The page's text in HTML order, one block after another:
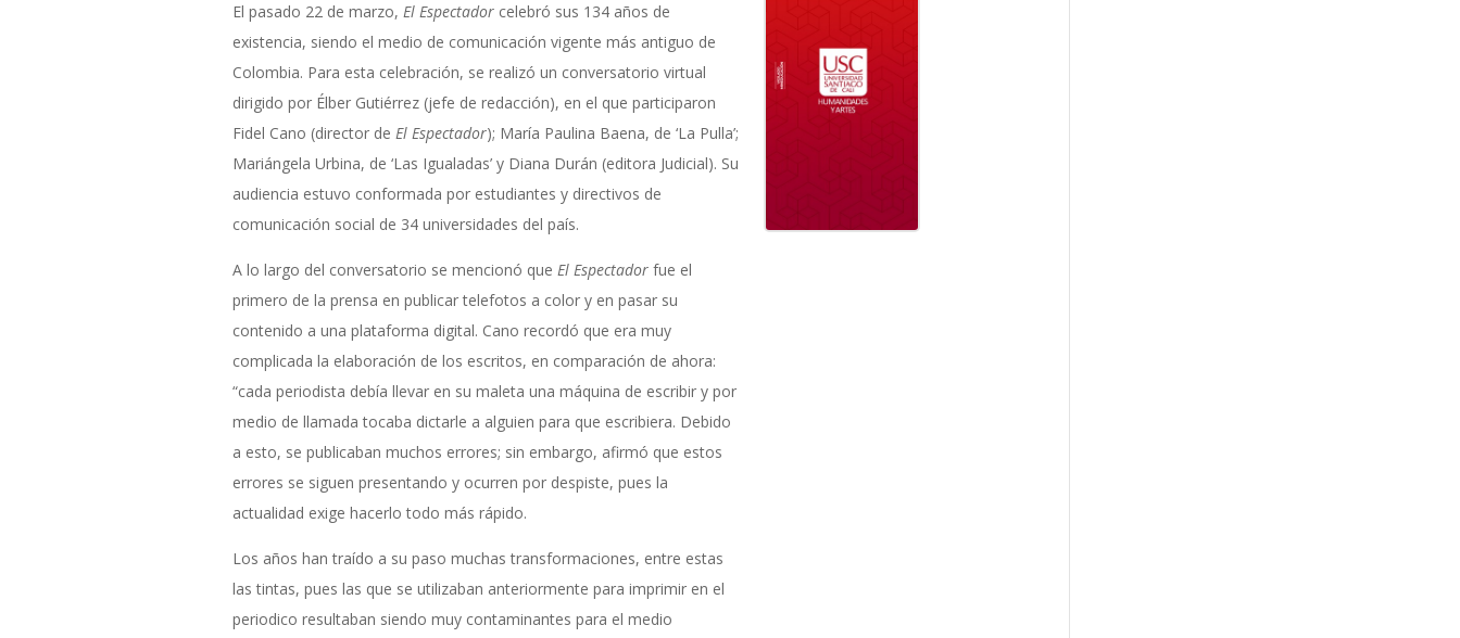
El pasado 22 de marzo, El Espectadorcelebró sus 134 años de
existencia, siendo el medio de comunicación vigente más antiguo de
Colombia. Para esta celebración, se realizó un conversatorio virtual
dirigido por Élber Gutiérrez (jefe de redacción), en el que participaron
Fidel Cano (director de El Espectador); María Paulina Baena, de ‘La Pulla’;
Mariángela Urbina, de ‘Las Igualadas’ y Diana Durán (editora Judicial). Su
audiencia estuvo conformada por estudiantes y directivos de
comunicación social de 34 universidades del país.
A lo largo del conversatorio se mencionó que El Espectadorfue el
primero de la prensa en publicar telefotos a color y en pasar su
contenido a una plataforma digital. Cano recordó que era muy
complicada la elaboración de los escritos, en comparación de ahora:
“cada periodista debía llevar en su maleta una máquina de escribir y por
medio de llamada tocaba dictarle a alguien para que escribiera. Debido
a esto, se publicaban muchos errores; sin embargo, afirmó que estos
errores se siguen presentando y ocurren por despiste, pues la
actualidad exige hacerlo todo más rápido.
Los años han traído a su paso muchas transformaciones, entre estas
las tintas, pues las que se utilizaban anteriormente para imprimir en el
periodico resultaban siendo muy contaminantes para el medio